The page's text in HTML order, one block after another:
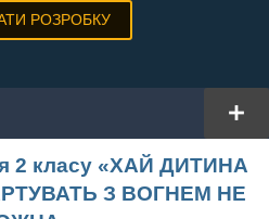
РОЗРОБКУ
2 класу «ХАЙ ДИТИНА
З ВОГНЕМ НЕ